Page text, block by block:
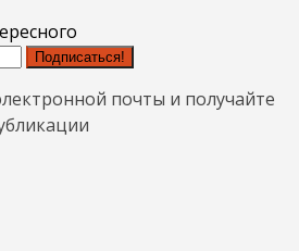
Подписаться!
почты и получайте